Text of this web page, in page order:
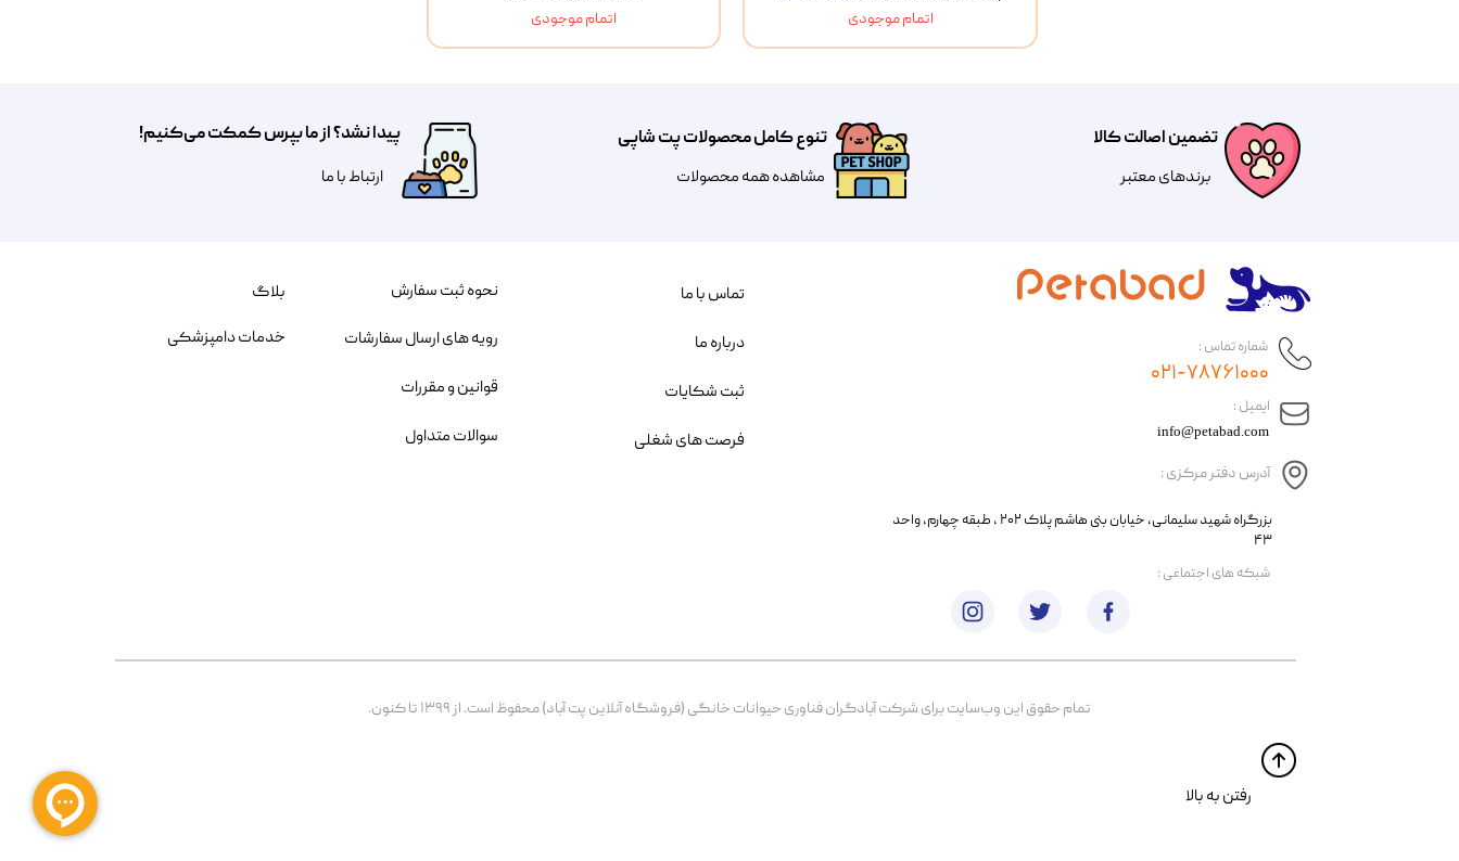
اتمام موجودی اتمام موجودی
تضمین اصالت کالا
​​برندهای معتبر​​​​​​​
تنوع کامل محصولات پت شاپی
مشاهده همه محصولات
پیدا نشد؟ از ما بپرس کمکت می‌کنیم!
​​​ارتباط با ما
​ایمیل :
آدرس دفتر مرکزی :
info@petabad.com
​​بزرگراه شهید سلیمانی، خیابان بنی هاشم پلاک ۲۰۲ ، طبقه چهارم، واحد
۴۳
شماره تماس :
۰۲۱-۷۸۷۶۱۰۰۰
تمام حقوق اين وب‌سايت برای شرکت آبادگران فناوری حیوانات خانگی (فروشگاه آنلاین پت آباد) محفوظ است. از ۱۳۹۹ تا کنون.
​​رفتن به بالا
نحوه ثبت سفارش
رویه های ارسال سفارشات
قوانین و مقررات
سوالات متداول
تماس با ما
درباره ما
ثبت شکایات
فرصت های شغلی
​شبکه های اجتماعی :
بلاگ
خدمات دامپزشکی